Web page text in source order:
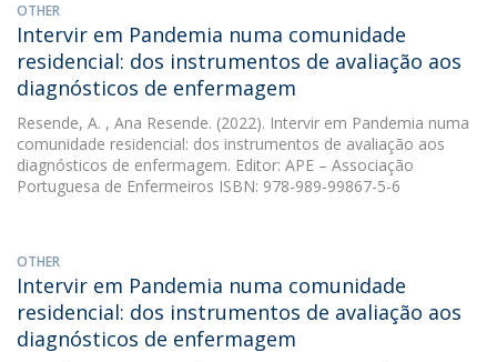
OTHER
Intervir em Pandemia numa comunidade
residencial: dos instrumentos de avaliação aos
diagnósticos de enfermagem
Resende, A. , Ana Resende. (2022). Intervir em Pandemia numa
comunidade residencial: dos instrumentos de avaliação aos
diagnósticos de enfermagem. Editor: APE – Associação
Portuguesa de Enfermeiros ISBN: 978-989-99867-5-6
OTHER
Intervir em Pandemia numa comunidade
residencial: dos instrumentos de avaliação aos
diagnósticos de enfermagem